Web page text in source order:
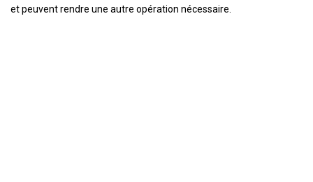
et peuvent rendre une autre opération nécessaire.